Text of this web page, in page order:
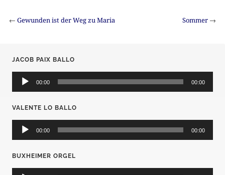
← Gewunden ist der Weg zu Maria Sommer →
JACOB PAIX BALLO
Audio-
Player
00:00 00:00
VALENTE LO BALLO
Audio-
Player
00:00 00:00
BUXHEIMER ORGEL
Audio-